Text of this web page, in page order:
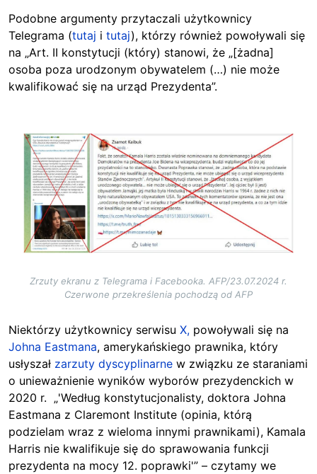
Podobne argumenty przytaczali użytkownicy
Telegrama (tutaj i tutaj), którzy również powoływali się
na „Art. II konstytucji (który) stanowi, że „[żadna]
osoba poza urodzonym obywatelem (…) nie może
kwalifikować się na urząd Prezydenta”.
Image
Zrzuty ekranu z Telegrama i Facebooka. AFP/23.07.2024 r.
Czerwone przekreślenia pochodzą od AFP
Niektórzy użytkownicy serwisu X, powoływali się na
Johna Eastmana, amerykańskiego prawnika, który
usłyszał zarzuty dyscyplinarne w związku ze staraniami
o unieważnienie wyników wyborów prezydenckich w
2020 r. „'Według konstytucjonalisty, doktora Johna
Eastmana z Claremont Institute (opinia, którą
podzielam wraz z wieloma innymi prawnikami), Kamala
Harris nie kwalifikuje się do sprawowania funkcji
prezydenta na mocy 12. poprawki'” – czytamy we